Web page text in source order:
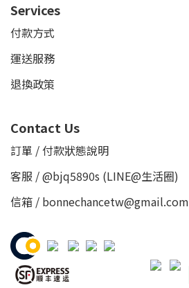
Services
付款方式
運送服務
退換政策
Contact Us
訂單 / 付款狀態說明
客服 /@bjq5890s (LINE@生活圈)
信箱 / bonnechancetw@gmail.com